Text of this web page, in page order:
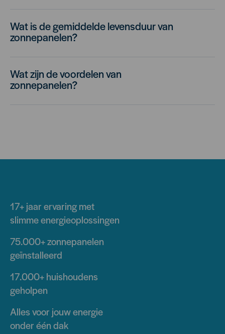
Wat is de gemiddelde levensduur van
zonnepanelen?
Wat zijn de voordelen van
zonnepanelen?
17+ jaarervaring met
slimme energieoplossingen
75.000+zonnepanelen
geïnstalleerd
17.000+huishoudens
geholpen
Alles voor jouw energie
onder één dak